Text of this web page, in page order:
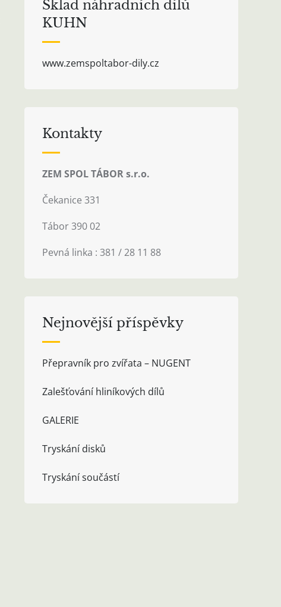
Sklad náhradních dílů
KUHN
www.zemspoltabor-dily.cz
Kontakty
ZEM SPOL TÁBOR s.r.o.
Čekanice 331
Tábor 390 02
Pevná linka : 381 / 28 11 88
Nejnovější příspěvky
Přepravník pro zvířata – NUGENT
Zalešťování hliníkových dílů
GALERIE
Tryskání disků
Tryskání součástí